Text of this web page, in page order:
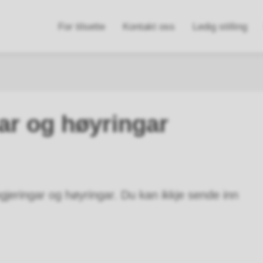
For tilsette Kontakt oss Ledig stilling
og høyringar
og høyringar. Du kan ikkje sende inn